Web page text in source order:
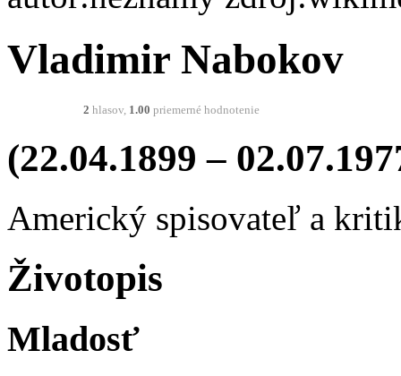
Vladimir Nabokov
2 hlasov, 1.00 priemerné hodnotenie
(22.04.1899 –
Americký spisovateľ a
Životopis
Mladosť